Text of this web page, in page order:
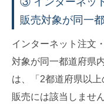
販売対象が同一
インターネット注文
対象が同一都道府県
は、「2都道府県以
販売には該当しませ